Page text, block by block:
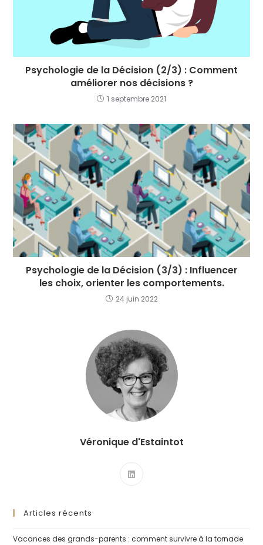
Psychologie de la Décision (2/3) : Comment
améliorer nos décisions ?
1 septembre 2021
Psychologie de la Décision (3/3) : Influencer
les choix, orienter les comportements.
24 juin 2022
Véronique d'Estaintot
Articles récents
Vacances des grands-parents : comment survivre à la tornade